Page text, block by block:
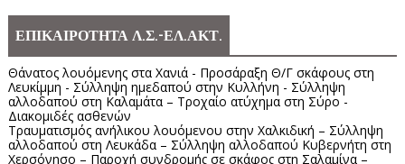
ΕΠΙΚΑΙΡΟΤΗΤΑ Λ.Σ.-ΕΛ.ΑΚΤ.
Θάνατος λουόμενης στα Χανιά - Προσάραξη Θ/Γ σκάφους στη
Λευκίμμη - Σύλληψη ημεδαπού στην Κυλλήνη - Σύλληψη
αλλοδαπού στη Καλαμάτα – Τροχαίο ατύχημα στη Σύρο -
Διακομιδές ασθενών
Τραυματισμός ανήλικου λουόμενου στην Χαλκιδική – Σύλληψη
αλλοδαπού στη Λευκάδα – Σύλληψη αλλοδαπού Κυβερνήτη στη
Χερσόνησο – Παροχή συνδρομής σε σκάφος στη Σαλαμίνα –